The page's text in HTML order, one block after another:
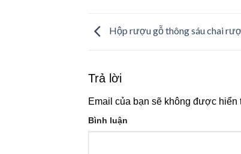
Hộp rượu gỗ thông sáu chai
Trả lời
Email của bạn sẽ không được hiển
Bình luận